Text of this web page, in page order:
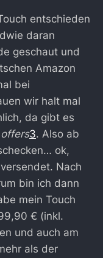
entschieden
daran
geschaut und
Amazon
bei
wir halt mal
da gibt es
3. Also ab
ok,
Nach
bin ich dann
mein Touch
€ (inkl.
und auch am
als der